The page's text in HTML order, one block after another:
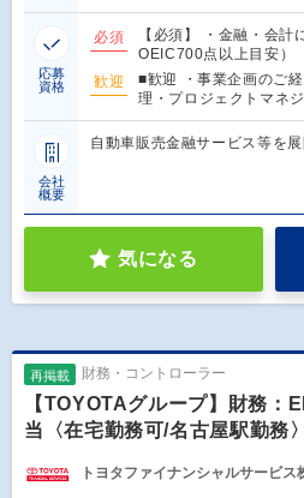
応募
資格
必須
【必須】 ・金融・会
OEIC700点以上目安）
歓迎
■歓迎 ・事業企画のご
理・プロジェクトマネ
会社
概要
自動車販売金融サービス等を
気になる
再掲載 財務・コントローラー
【TOYOTAグループ】財務：
当〈在宅勤務可/名古屋駅勤務〉
トヨタファイナンシャルサービス